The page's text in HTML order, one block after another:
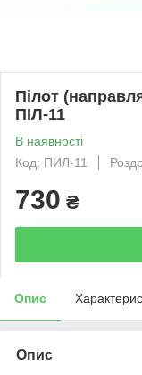
Пілот
ПІЛ-11
В наявності
Код: ПИЛ-11
730 ₴
Опис
Опис